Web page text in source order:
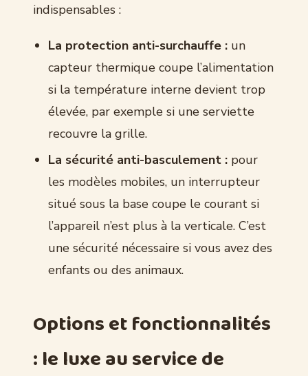
indispensables :
La protection anti-surchauffe : un
capteur thermique coupe l’alimentation
si la température interne devient trop
élevée, par exemple si une serviette
recouvre la grille.
La sécurité anti-basculement : pour
les modèles mobiles, un interrupteur
situé sous la base coupe le courant si
l’appareil n’est plus à la verticale. C’est
une sécurité nécessaire si vous avez des
enfants ou des animaux.
Options et fonctionnalités
: le luxe au service de